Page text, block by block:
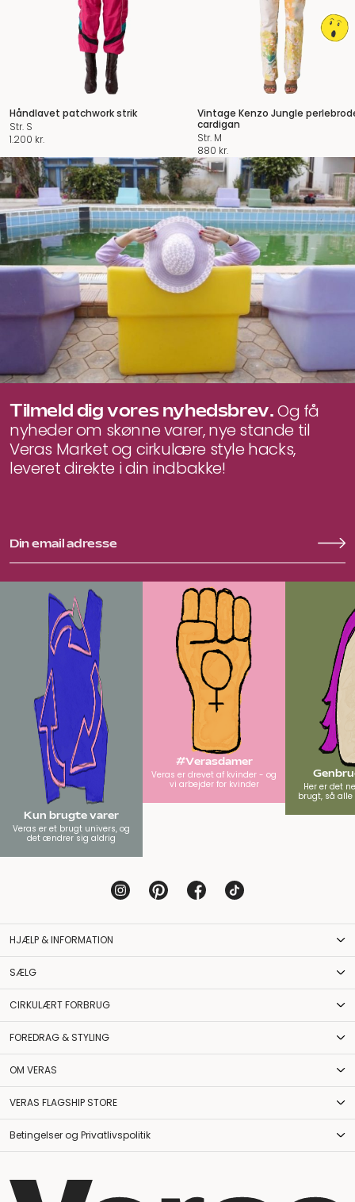
Håndlavet patchwork strik
Str. S
1.200 kr.
Vintage Kenzo Jungle
cardigan
Str. M
880 kr.
Tilmeld dig vores nyhedsbrev.Og få
nyheder om skønne varer, nye stande til
Veras Market og cirkulære style hacks,
leveret direkte i din indbakke!
Kun brugte varer
Veras er et brugt univers, og
det ændrer sig aldrig
#Verasdamer
Veras er drevet af kvinder - og
vi arbejder for kvinder
Her er det
brugt, så
HJÆLP & INFORMATION
SÆLG
CIRKULÆRT FORBRUG
FOREDRAG & STYLING
OM VERAS
VERAS FLAGSHIP STORE
Betingelser og Privatlivspolitik